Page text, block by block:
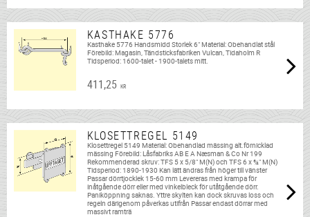
KASTHAKE 5776
Kasthake 5776 Handsmidd Storlek 6" Material: Obehandlat stål
Förebild: Magasin, Tändsticksfabriken Vulcan, Tidaholm R
Tidsperiod: 1600-talet - 1900-talets mitt.
411,25 KR
KLOSETTREGEL 5149
Klosettregel 5149 Material: Obehandlad mässing alt.förnicklad
mässing Förebild: Låsfabriks AB E A Næsman & Co Nr 199
Rekommenderad skruv: TFS 5 x 5/8" M(N) och TFS 6 x ¾" M(N)
Tidsperiod: 1890-1930 Kan lätt ändras från höger till vänster
Passar dörrtjocklek 15-60 mm Levereras med krampa för
inåtgående dörr eller med vinkelbleck för utåtgående dörr.
Paniköppning saknas. Yttre skylten kan dock skruvas loss och
regeln därigenom påverkas utifrån Passar endast dörrar med
massivt ramträ